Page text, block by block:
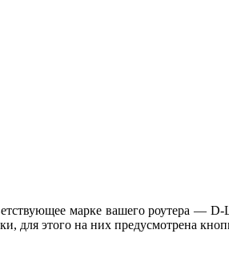
марке вашего роутера —
для этого на них предусмотрена